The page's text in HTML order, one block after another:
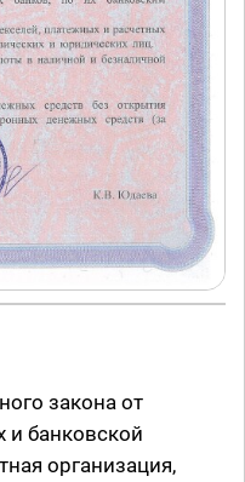
закона от
и банковской
организация,